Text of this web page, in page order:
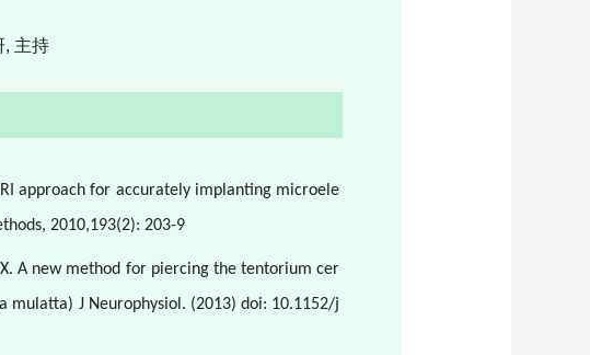
, 主持
approach for accurately implanting microele
2010,193(2): 203-9
X. A new method for piercing the tentorium cer
J Neurophysiol. (2013) doi: 10.1152/j